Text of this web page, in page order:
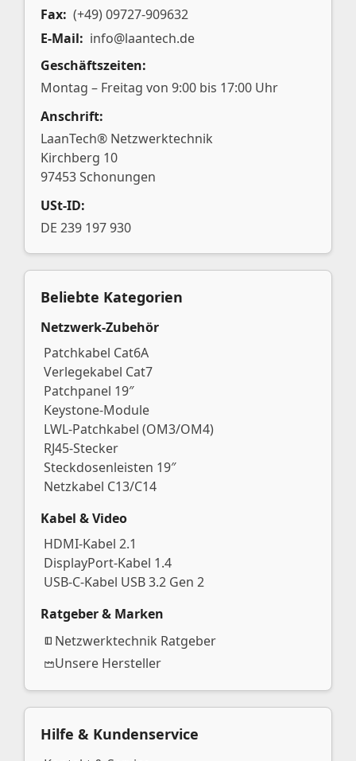
Fax: (+49) 09727-909632
E-Mail: info@laantech.de
Geschäftszeiten:
Montag – Freitag von 9:00 bis 17:00 Uhr
Anschrift:
LaanTech® Netzwerktechnik
Kirchberg 10
97453 Schonungen
USt-ID:
DE 239 197 930
Beliebte Kategorien
Netzwerk-Zubehör
Patchkabel Cat6A
Verlegekabel Cat7
Patchpanel 19″
Keystone-Module
LWL-Patchkabel (OM3/OM4)
RJ45-Stecker
Steckdosenleisten 19″
Netzkabel C13/C14
Kabel & Video
HDMI-Kabel 2.1
DisplayPort-Kabel 1.4
USB-C-Kabel USB 3.2 Gen 2
Ratgeber & Marken
Netzwerktechnik Ratgeber
Unsere Hersteller
Hilfe & Kundenservice